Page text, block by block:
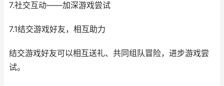
7.社交互动——加深游戏尝试
7.1结交游戏好友，相互助力
结交游戏好友可以相互送礼、共同组队冒险，进步游戏尝
试。